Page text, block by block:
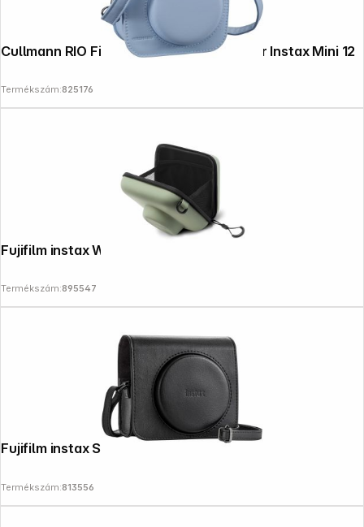
Cullmann RIO Fit 120 blue Camera bag for Instax Mini 12
Termékszám:825176
Termékszám:895547
Fujifilm instax SQ 40 Bag
Termékszám:813556